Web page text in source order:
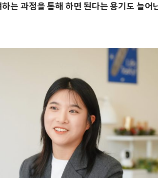
는 과정을 통해 하면 된다는 용기도 늘어